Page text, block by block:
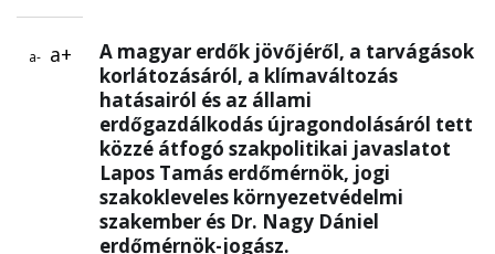
a- a+
A magyar erdők jövőjéről, a tarvágások
korlátozásáról, a klímaváltozás
hatásairól és az állami
erdőgazdálkodás újragondolásáról tett
közzé átfogó szakpolitikai javaslatot
Lapos Tamás erdőmérnök, jogi
szakokleveles környezetvédelmi
szakember és Dr. Nagy Dániel
erdőmérnök-jogász.